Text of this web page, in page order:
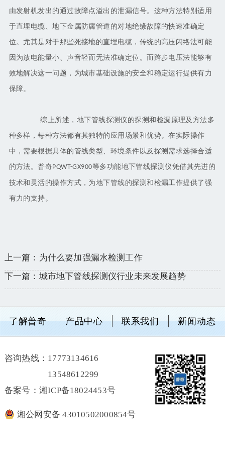
由发射机发出的通过故障点溢出的泄漏信号。这种方法特别适用
于直埋电缆、地下金属防腐管道的对地绝缘故障的快速准确定
位。尤其是对于那些死接地的直埋电缆，传统的高压闪络法可能
因为放电能量小、声音轻而无法准确定位。而跨步电压法能够有
效地解决这一问题，为城市基础设施的安全和稳定运行提供有力
保障。
综上所述，地下管线探测仪的探测和检漏原理及方法多
种多样，每种方法都有其独特的应用场景和优势。在实际操作
中，需要根据具体的管线类型、环境条件以及探测需求选择合适
的方法。普奇PQWT-GX900等多功能地下管线探测仪凭借其先进的
技术和灵活的操作方式，为地下管线的探测和检漏工作提供了强
有力的支持。
上一篇：为什么要加强漏水检测工作
下一篇：城市地下管线探测仪行业未来发展趋势
了解普奇 产品中心 联系我们 新闻动态
咨询热线： 17773134616
13548612299
备案号：湘ICP备18024453号
湘公网安备 43010502000854号